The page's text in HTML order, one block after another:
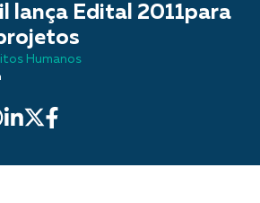
lança Edital 2011para
Humanos